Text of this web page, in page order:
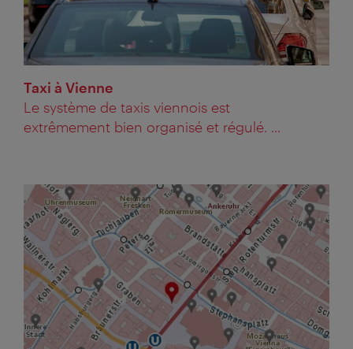
Taxi à Vienne
Le système de taxis viennois est
extrêmement bien organisé et régulé. ...